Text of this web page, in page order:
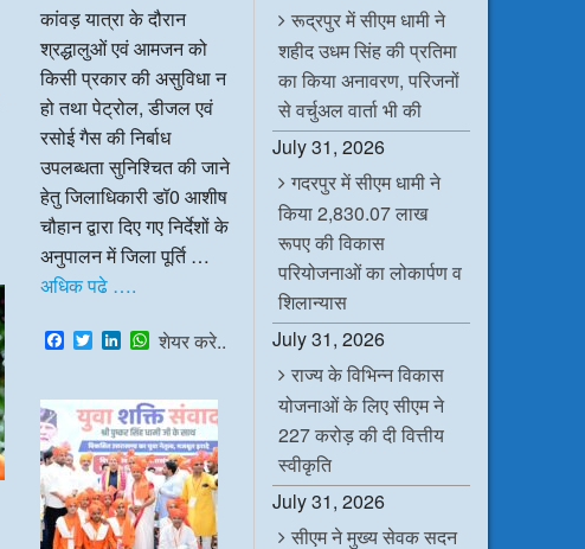
कांवड़ यात्रा के दौरान
श्रद्धालुओं एवं आमजन को
किसी प्रकार की असुविधा न
हो तथा पेट्रोल, डीजल एवं
रसोई गैस की निर्बाध
उपलब्धता सुनिश्चित की जाने
हेतु जिलाधिकारी डॉ0 आशीष
चौहान द्वारा दिए गए निर्देशों के
अनुपालन में जिला पूर्ति …
अधिक पढे ….
F
a
e
b
o
o
k
T
w
t
t
e
r
L
i
k
e
d
I
n
W
h
t
s
A
p
p
शेयर करे..
रूद्रपुर में सीएम धामी ने
शहीद उधम सिंह की प्रतिमा
का किया अनावरण, परिजनों
से वर्चुअल वार्ता भी की
July 31, 2026
गदरपुर में सीएम धामी ने
किया 2,830.07 लाख
रूपए की विकास
परियोजनाओं का लोकार्पण व
शिलान्यास
July 31, 2026
राज्य के विभिन्न विकास
योजनाओं के लिए सीएम ने
227 करोड़ की दी वित्तीय
स्वीकृति
July 31, 2026
सीएम ने मुख्य सेवक सदन